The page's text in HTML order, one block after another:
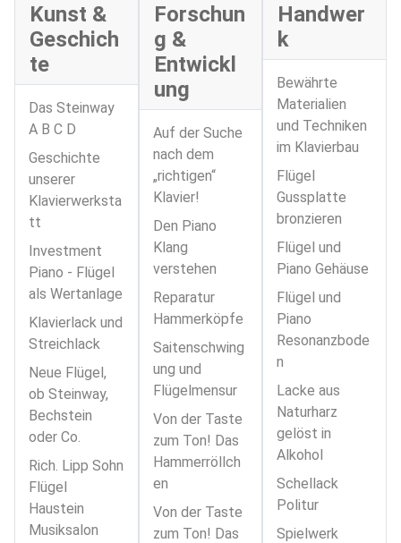
Kunst &
Geschich
te
Das Steinway
A B C D
Geschichte
unserer
Klavierwerksta
tt
Investment
Piano - Flügel
als Wertanlage
Klavierlack und
Streichlack
Neue Flügel,
ob Steinway,
Bechstein
oder Co.
Rich. Lipp Sohn
Flügel
Haustein
Musiksalon
Forschun
g &
Entwickl
ung
Auf der Suche
nach dem
„richtigen“
Klavier!
Den Piano
Klang
verstehen
Reparatur
Hammerköpfe
Saitenschwing
ung und
Flügelmensur
Von der Taste
zum Ton! Das
Hammerröllch
en
Von der Taste
zum Ton! Das
Handwer
k
Bewährte
Materialien
und Techniken
im Klavierbau
Flügel
Gussplatte
bronzieren
Flügel und
Piano Gehäuse
Flügel und
Piano
Resonanzbode
n
Lacke aus
Naturharz
gelöst in
Alkohol
Schellack
Politur
Spielwerk